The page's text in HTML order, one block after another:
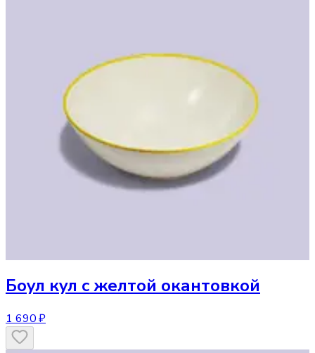
Боул кул с желтой окантовкой
1 690 ₽